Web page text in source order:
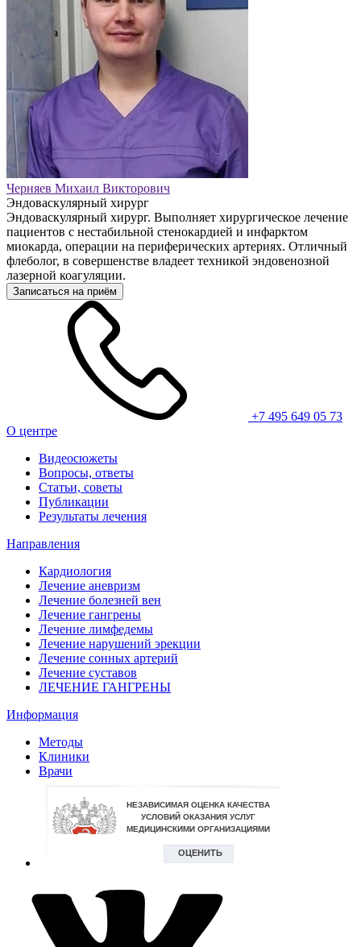
Черняев Михаил Викторович
Эндоваскулярный хирург
Эндоваскулярный хирург. Выполняет хирургическое лечение
пациентов с нестабильной стенокардией и инфарктом
миокарда, операции на периферических артериях. Отличный
флеболог, в совершенстве владеет техникой эндовенозной
лазерной коагуляции.
Записаться на приём
+7 495 649 05 73
О центре
Видеосюжеты
Вопросы, ответы
Статьи, советы
Публикации
Результаты лечения
Направления
Кардиология
Лечение аневризм
Лечение болезней вен
Лечение гангрены
Лечение лимфедемы
Лечение нарушений эрекции
Лечение сонных артерий
Лечение суставов
ЛЕЧЕНИЕ ГАНГРЕНЫ
Информация
Методы
Клиники
Врачи